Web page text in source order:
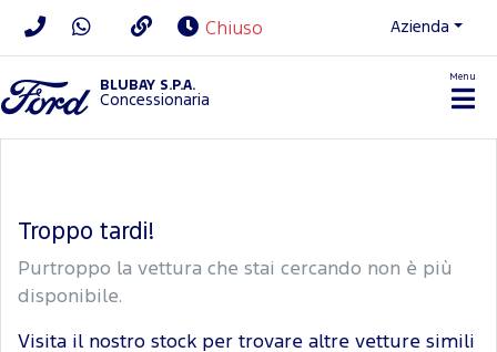
Chiuso Azienda
BLUBAY S.P.A.
Concessionaria
Menu
Troppo tardi!
Purtroppo la vettura che stai cercando non è più
disponibile.
Visita il nostro stock per trovare altre vetture simili